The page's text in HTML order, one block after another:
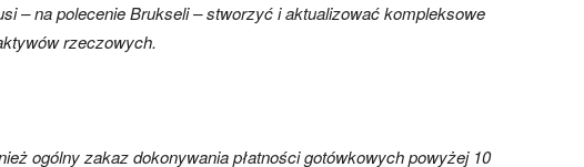
– na polecenie Brukseli – stworzyć i aktualizować kompleksowe
rzeczowych.
ogólny zakaz dokonywania płatności gotówkowych powyżej 10